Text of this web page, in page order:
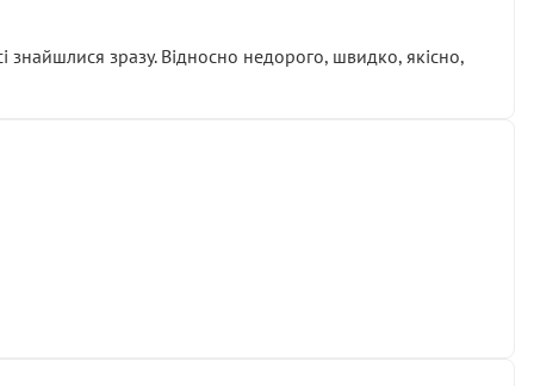
знайшлися зразу. Відносно недорого, швидко, якісно,